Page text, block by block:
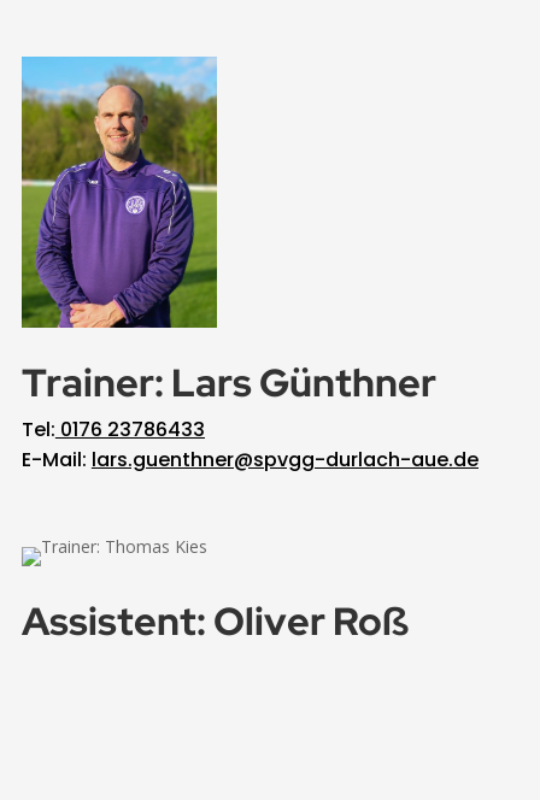
Trainer: Lars Günthner
Tel: 0176 23786433
E-Mail: lars.guenthner@spvgg-durlach-aue.de
Assistent: Oliver Roß